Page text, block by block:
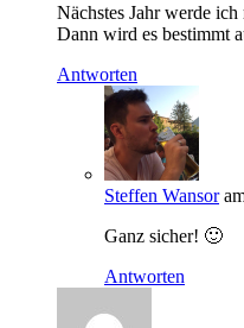
Nächstes Jahr werde
Dann wird es bestimmt
Antworten
Steffen Wansor
Ganz sicher! 🙂
Antworten